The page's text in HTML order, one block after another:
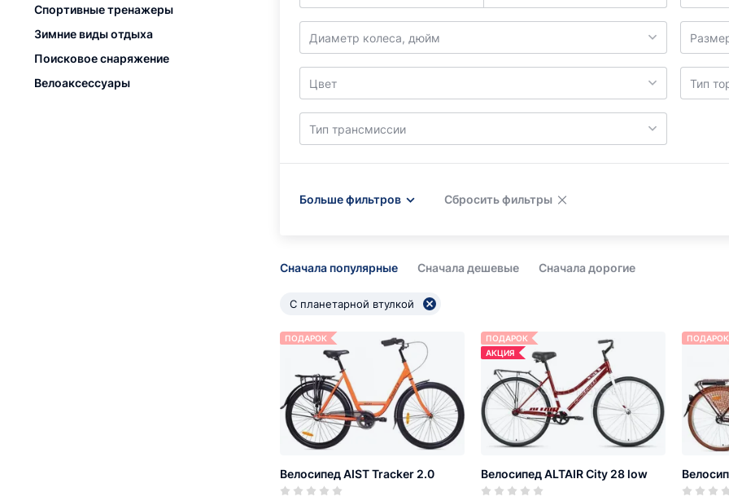
Спортивные тренажеры
Зимние виды отдыха
Поисковое снаряжение
Велоаксессуары
Диаметр колеса, дюйм
Цвет Тип
Тип трансмиссии
Больше фильтров Сбросить фильтры
Сначала популярные Сначала дешевые Сначала дорогие
С планетарной втулкой
ПОДАРОК
Велосипед AIST Tracker 2.0
ПОДАРОК
АКЦИЯ
Велосипед ALTAIR City 28 low
ПОДАРОК